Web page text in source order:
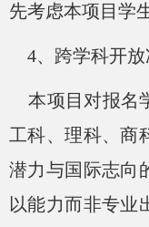
先考虑本项目学
4、跨学科开
本项目对报名
工科、理科、商
潜力与国际志向
以能力而非专业